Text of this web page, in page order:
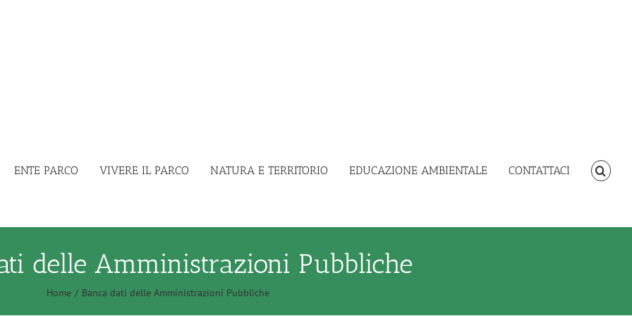
ENTE PARCO VIVERE IL PARCO NATURA E TERRITORIO EDUCAZIONE AMBIENTALE CONTATTACI
delle Amministrazioni Pubbliche
Home Banca dati delle Amministrazioni Pubbliche